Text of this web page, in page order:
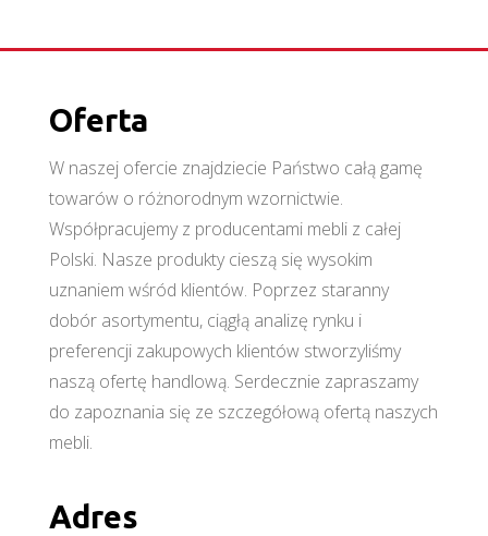
Oferta
W naszej ofercie znajdziecie Państwo całą gamę
towarów o różnorodnym wzornictwie.
Współpracujemy z producentami mebli z całej
Polski. Nasze produkty cieszą się wysokim
uznaniem wśród klientów. Poprzez staranny
dobór asortymentu, ciągłą analizę rynku i
preferencji zakupowych klientów stworzyliśmy
naszą ofertę handlową. Serdecznie zapraszamy
do zapoznania się ze szczegółową ofertą naszych
mebli.
Adres